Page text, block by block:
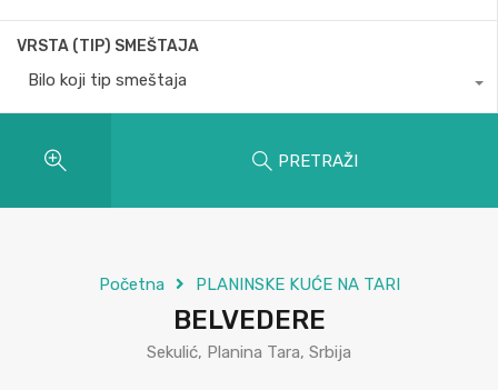
VRSTA (TIP) SMEŠTAJA
Bilo koji tip smeštaja
PRETRAŽI
Početna PLANINSKE KUĆE NA TARI
BELVEDERE
Sekulić, Planina Tara, Srbija